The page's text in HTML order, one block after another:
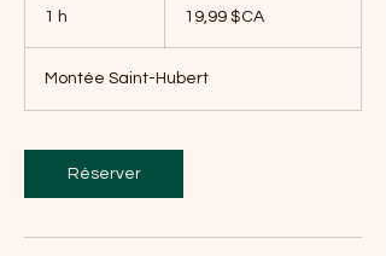
1 h
canadiens
19,99 $CA
Montée Saint-Hubert
Réserver